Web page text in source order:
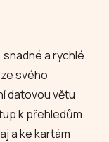
a rychlé.
svého
datovou větu
k přehledům
a ke kartám